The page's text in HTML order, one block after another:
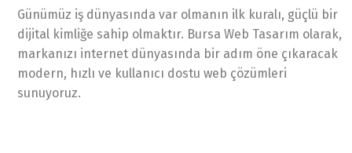
Günümüz iş dünyasında var olmanın ilk kuralı, güçlü bir
dijital kimliğe sahip olmaktır. Bursa Web Tasarım olarak,
markanızı internet dünyasında bir adım öne çıkaracak
modern, hızlı ve kullanıcı dostu web çözümleri
sunuyoruz.